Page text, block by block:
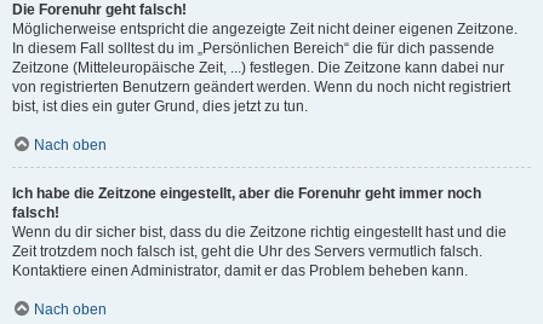
Die Forenuhr geht falsch!
Möglicherweise entspricht die angezeigte Zeit nicht deiner eigenen Zeitzone.
In diesem Fall solltest du im „Persönlichen Bereich“ die für dich passende
Zeitzone (Mitteleuropäische Zeit, ...) festlegen. Die Zeitzone kann dabei nur
von registrierten Benutzern geändert werden. Wenn du noch nicht registriert
bist, ist dies ein guter Grund, dies jetzt zu tun.
Nach oben
Ich habe die Zeitzone eingestellt, aber die Forenuhr geht immer noch
falsch!
Wenn du dir sicher bist, dass du die Zeitzone richtig eingestellt hast und die
Zeit trotzdem noch falsch ist, geht die Uhr des Servers vermutlich falsch.
Kontaktiere einen Administrator, damit er das Problem beheben kann.
Nach oben